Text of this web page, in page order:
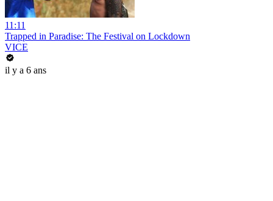
11:11
Trapped in Paradise: The Festival on Lockdown
VICE
il y a 6 ans